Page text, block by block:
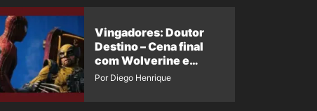
Vingadores: Doutor
Destino – Cena final
com Wolverine e
Homem-Aranha de
Por Diego Henrique